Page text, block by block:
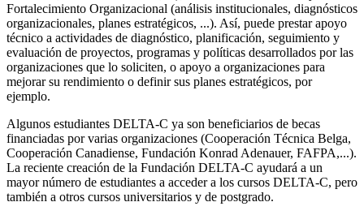
Fortalecimiento Organizacional (análisis institucionales, diagnósticos
organizacionales, planes estratégicos, ...). Así, puede prestar apoyo
técnico a actividades de diagnóstico, planificación, seguimiento y
evaluación de proyectos, programas y políticas desarrollados por las
organizaciones que lo soliciten, o apoyo a organizaciones para
mejorar su rendimiento o definir sus planes estratégicos, por
ejemplo.
Algunos estudiantes DELTA-C ya son beneficiarios de becas
financiadas por varias organizaciones (Cooperación Técnica Belga,
Cooperación Canadiense, Fundación Konrad Adenauer, FAFPA,...).
La reciente creación de la Fundación DELTA-C ayudará a un
mayor número de estudiantes a acceder a los cursos DELTA-C, pero
también a otros cursos universitarios y de postgrado.